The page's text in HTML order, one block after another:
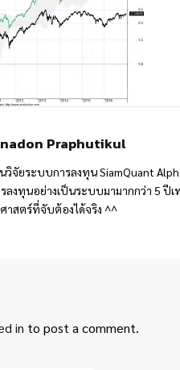
Praphutikul
วิจัยระบบการลงทุน SiamQuant
ลงทุนอย่างเป็นระบบมามากกว่า 5 ปีเ
าสตร์ที่จับต้องได้จริง ^^
in to post a comment.